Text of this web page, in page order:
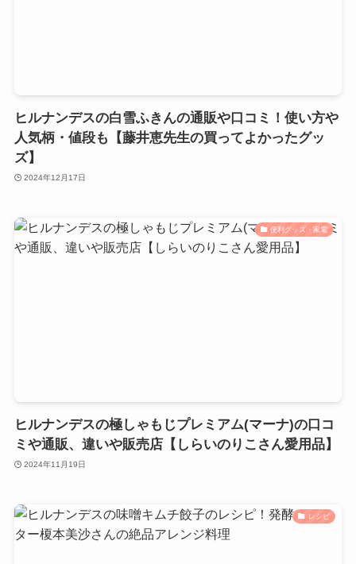
ヒルナンデスの白雪ふきんの通販や口コミ！使い方や
人気柄・値段も【藤井恵先生の買ってよかったグッ
ズ】
2024年12月17日
便利グッズ・家電
ヒルナンデスの極しゃもじプレミアム(マーナ)の口コ
ミや通販、違いや販売店【しらいのりこさん愛用品】
2024年11月19日
レシピ